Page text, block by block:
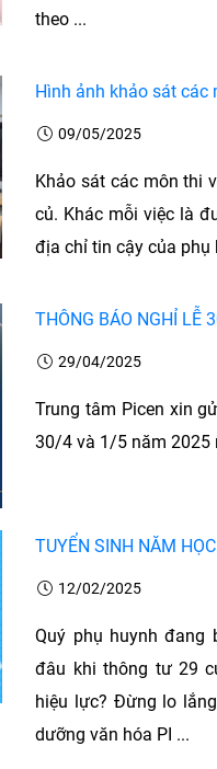
theo ...
Hình ảnh khảo sát các
09/05/2025
Khảo sát các môn thi
củ. Khác mỗi việc là
địa chỉ tin cậy của phụ
THÔNG BÁO NGHỈ LỄ
29/04/2025
Trung tâm Picen xin
30/4 và 1/5 năm 2025
TUYỂN SINH NĂM
12/02/2025
Quý phụ huynh đang
đâu khi thông tư 29
hiệu lực? Đừng lo
dưỡng văn hóa PI ...